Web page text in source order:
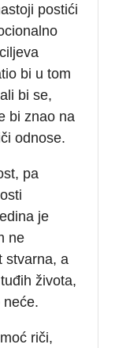
postići
bi u tom
bi se,
bi znao na
odnose.
pa
je
ne
stvarna, a
života,
neće.
riči,